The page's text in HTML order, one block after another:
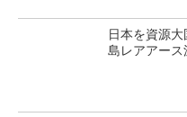
日本を資源
島レアアース